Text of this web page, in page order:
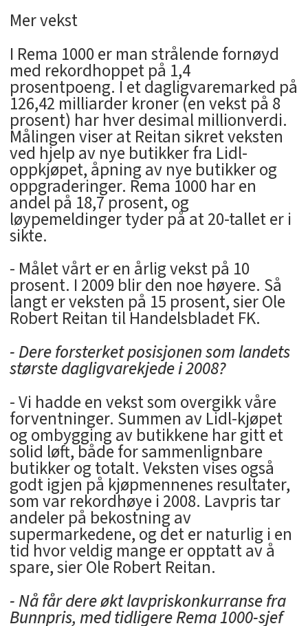
Mer vekst
I Rema 1000 er man strålende fornøyd
med rekordhoppet på 1,4
prosentpoeng. I et dagligvaremarked på
126,42 milliarder kroner (en vekst på 8
prosent) har hver desimal millionverdi.
Målingen viser at Reitan sikret veksten
ved hjelp av nye butikker fra Lidl-
oppkjøpet, åpning av nye butikker og
oppgraderinger. Rema 1000 har en
andel på 18,7 prosent, og
løypemeldinger tyder på at 20-tallet er i
sikte.
- Målet vårt er en årlig vekst på 10
prosent. I 2009 blir den noe høyere. Så
langt er veksten på 15 prosent, sier Ole
Robert Reitan til Handelsbladet FK.
- Dere forsterket posisjonen som landets
største dagligvarekjede i 2008?
- Vi hadde en vekst som overgikk våre
forventninger. Summen av Lidl-kjøpet
og ombygging av butikkene har gitt et
solid løft, både for sammenlignbare
butikker og totalt. Veksten vises også
godt igjen på kjøpmennenes resultater,
som var rekordhøye i 2008. Lavpris tar
andeler på bekostning av
supermarkedene, og det er naturlig i en
tid hvor veldig mange er opptatt av å
spare, sier Ole Robert Reitan.
- Nå får dere økt lavpriskonkurranse fra
Bunnpris, med tidligere Rema 1000-sjef